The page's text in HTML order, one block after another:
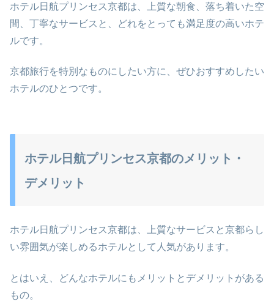
ホテル日航プリンセス京都は、上質な朝食、落ち着いた空
間、丁寧なサービスと、どれをとっても満足度の高いホテ
ルです。
京都旅行を特別なものにしたい方に、ぜひおすすめしたい
ホテルのひとつです。
ホテル日航プリンセス京都のメリット・
デメリット
ホテル日航プリンセス京都は、上質なサービスと京都らし
い雰囲気が楽しめるホテルとして人気があります。
とはいえ、どんなホテルにもメリットとデメリットがある
もの。